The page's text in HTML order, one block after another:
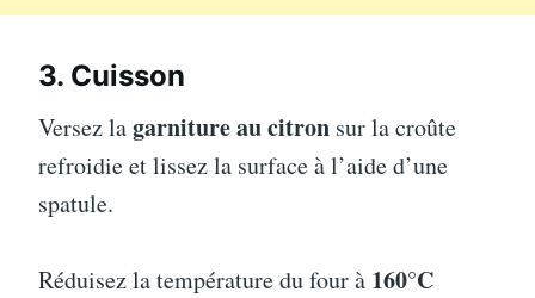
3. Cuisson
Versez lagarniture au citron sur la croûte
refroidie et lissez la surface à l’aide d’une
spatule.
Réduisez la température du four à 160°C